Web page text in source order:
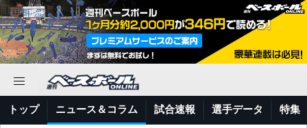
トップ ニュース＆コラム 試合速報 選手データ 特集